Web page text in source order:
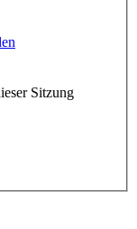
Sitzung